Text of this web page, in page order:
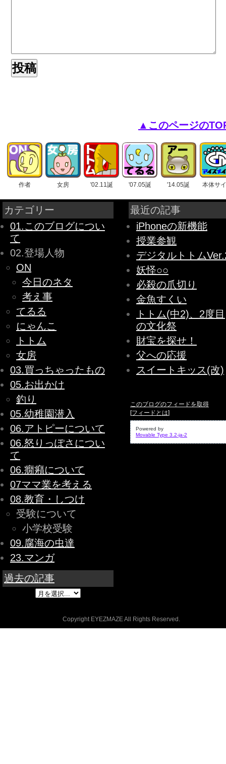
▲このページの
作者 女房 '02.11誕 '07.05誕 '14.05誕 本体サ
カテゴリー
01.このブログについ
て
02.登場人物
ON
今日のネタ
考え事
てるる
にゃんこ
トトム
女房
03.買っちゃったもの
05.お出かけ
釣り
05.幼稚園潜入
06.アトピーについて
06.怒りっぽさについ
て
06.癇癪について
07ママ業を考える
08.教育・しつけ
受験について
小学校受験
09.腐海の虫達
23.マンガ
過去の記事
最近の記事
iPhoneの新機能
授業参観
デジタルトトム
妖怪○○
必殺の爪切り
金魚すくい
トトム(中2)、2度目
の文化祭
財宝を探せ！
父への応援
スイートキッス(改)
このブログのフィードを取得
[フィードとは]
Powered by
Movable Type 3.2-ja-2
Copyright EYEZMAZE All Rights Reserved.